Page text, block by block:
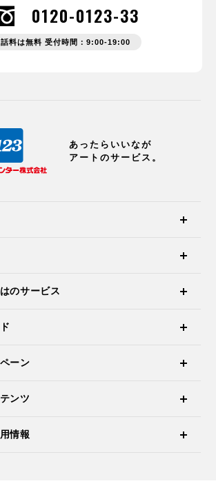
0120-0123-33
料は無料 受付時間：9:00-19:00
あったらいいなが
アートのサービス。
のサービス
ーン
ンツ
情報